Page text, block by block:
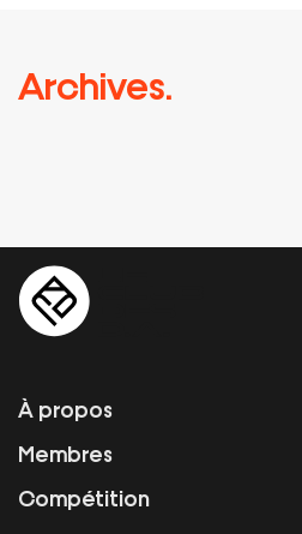
Archives.
À propos
Membres
Compétition